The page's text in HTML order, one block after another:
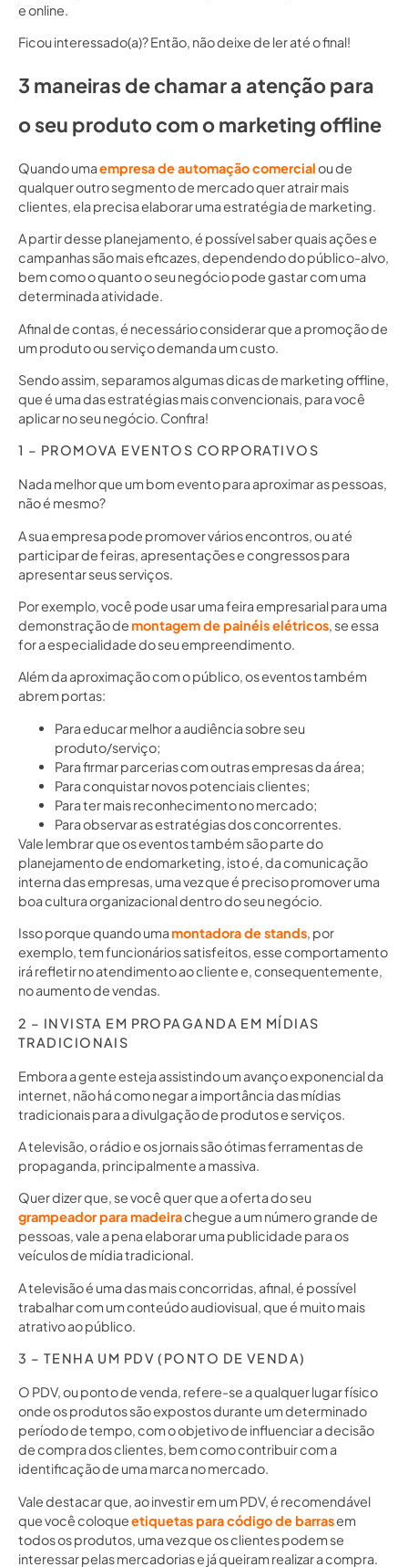
e online.
Ficou interessado(a)? Então, não deixe de ler até o final!
3 maneiras de chamar a atenção para
o seu produto com o marketing offline
Quando umaempresa de automação comercialou de
qualquer outro segmento de mercado quer atrair mais
clientes, ela precisa elaborar uma estratégia de marketing.
A partir desse planejamento, é possível saber quais ações e
campanhas são mais eficazes, dependendo do público-alvo,
bem como o quanto o seu negócio pode gastar com uma
determinada atividade.
Afinal de contas, é necessário considerar que a promoção de
um produto ou serviço demanda um custo.
Sendo assim, separamos algumas dicas de marketing offline,
que é uma das estratégias mais convencionais, para você
aplicar no seu negócio. Confira!
1 – PROMOVA EVENTOS CORPORATIVOS
Nada melhor que um bom evento para aproximar as pessoas,
não é mesmo?
A sua empresa pode promover vários encontros, ou até
participar de feiras, apresentações e congressos para
apresentar seus serviços.
Por exemplo, você pode usar uma feira empresarial para uma
demonstração demontagem de painéis elétricos, se essa
for a especialidade do seu empreendimento.
Além da aproximação com o público, os eventos também
abrem portas:
Para educar melhor a audiência sobre seu
produto/serviço;
Para firmar parcerias com outras empresas da área;
Para conquistar novos potenciais clientes;
Para ter mais reconhecimento no mercado;
Para observar as estratégias dos concorrentes.
Vale lembrar que os eventos também são parte do
planejamento de endomarketing, isto é, da comunicação
interna das empresas, uma vez que é preciso promover uma
boa cultura organizacional dentro do seu negócio.
Isso porque quando umamontadora de stands, por
exemplo, tem funcionários satisfeitos, esse comportamento
irá refletir no atendimento ao cliente e, consequentemente,
no aumento de vendas.
2 – INVISTA EM PROPAGANDA EM MÍDIAS
TRADICIONAIS
Embora a gente esteja assistindo um avanço exponencial da
internet, não há como negar a importância das mídias
tradicionais para a divulgação de produtos e serviços.
A televisão, o rádio e os jornais são ótimas ferramentas de
propaganda, principalmente a massiva.
Quer dizer que, se você quer que a oferta do seu
grampeador para madeirachegue a um número grande de
pessoas, vale a pena elaborar uma publicidade para os
veículos de mídia tradicional.
A televisão é uma das mais concorridas, afinal, é possível
trabalhar com um conteúdo audiovisual, que é muito mais
atrativo ao público.
3 – TENHA UM PDV (PONTO DE VENDA)
O PDV, ou ponto de venda, refere-se a qualquer lugar físico
onde os produtos são expostos durante um determinado
período de tempo, com o objetivo de influenciar a decisão
de compra dos clientes, bem como contribuir com a
identificação de uma marca no mercado.
Vale destacar que, ao investir em um PDV, é recomendável
que você coloqueetiquetas para código de barrasem
todos os produtos, uma vez que os clientes podem se
interessar pelas mercadorias e já queiram realizar a compra.